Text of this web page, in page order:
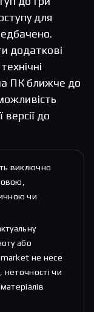
для
додаткові
ПК ближче до
до
виключно
чи
або
не несе
неточності чи